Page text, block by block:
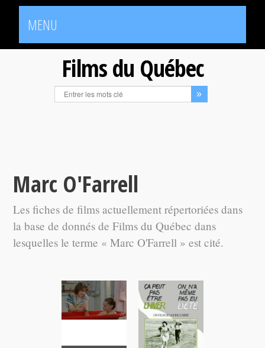
MENU
Films du Québec
Marc O'Farrell
Les fiches de films actuellement répertoriées dans
la base de donnés de Films du Québec dans
lesquelles le terme « Marc O'Farrell » est cité.